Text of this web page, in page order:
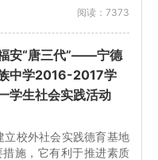
阅读：7373
安“唐三代”——宁德
中学2016-2017学
学生社会实践活动
立校外社会实践德育基地
施，它有利于推进素质